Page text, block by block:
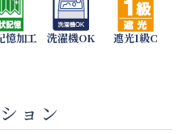
憶加工 洗濯機OK 遮光1級C
ョン